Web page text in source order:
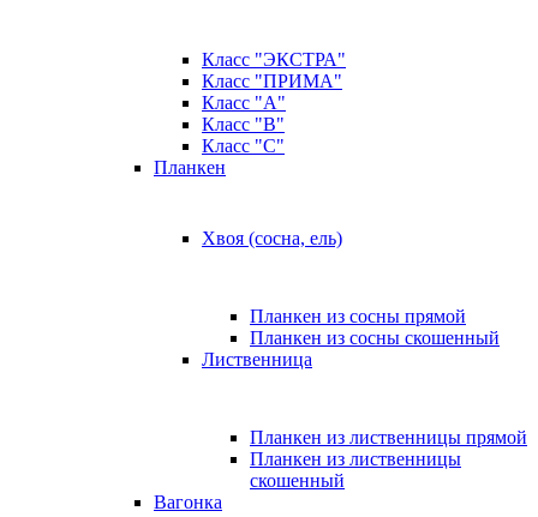
Класс "ЭКСТРА"
Класс "ПРИМА"
Класс "А"
Класс "B"
Класс "C"
Планкен
Хвоя (сосна, ель)
Планкен из сосны прямой
Планкен из сосны скошенный
Лиственница
Планкен из лиственницы прямой
Планкен из лиственницы
скошенный
Вагонка